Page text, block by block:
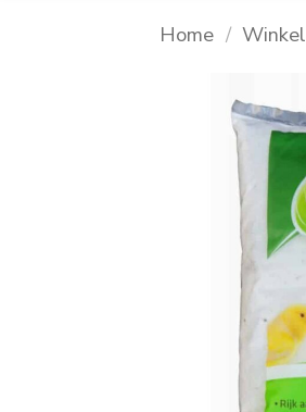
Home / Winkel